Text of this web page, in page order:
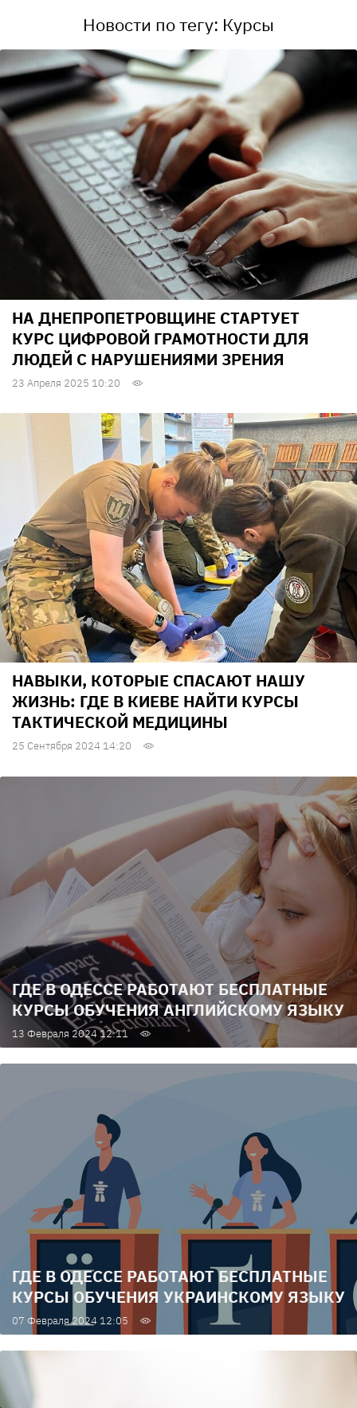
Новости по тегу: Курсы
НА ДНЕПРОПЕТРОВЩИНЕ СТАРТУЕТ
КУРС ЦИФРОВОЙ ГРАМОТНОСТИ ДЛЯ
ЛЮДЕЙ С НАРУШЕНИЯМИ ЗРЕНИЯ
23 Апреля 2025 10:20
НАВЫКИ, КОТОРЫЕ СПАСАЮТ НАШУ
ЖИЗНЬ: ГДЕ В КИЕВЕ НАЙТИ КУРСЫ
ТАКТИЧЕСКОЙ МЕДИЦИНЫ
25 Сентября 2024 14:20
ГДЕ В ОДЕССЕ РАБОТАЮТ БЕСПЛАТНЫЕ
КУРСЫ ОБУЧЕНИЯ АНГЛИЙСКОМУ ЯЗЫКУ
13 Февраля 2024 12:11
ГДЕ В ОДЕССЕ РАБОТАЮТ БЕСПЛАТНЫЕ
КУРСЫ ОБУЧЕНИЯ УКРАИНСКОМУ ЯЗЫКУ
07 Февраля 2024 12:05